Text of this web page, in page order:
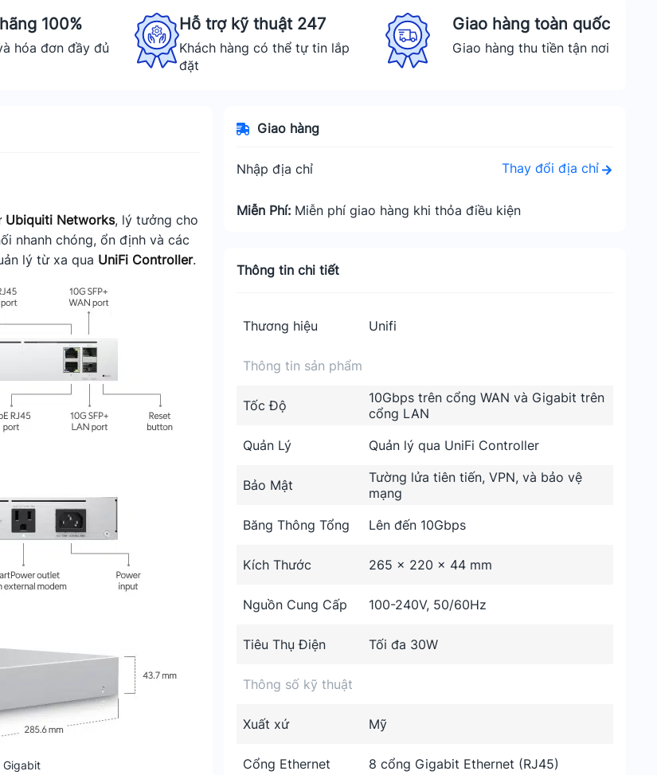
100%
hóa đơn đầy đủ
Hỗ trợ kỹ thuật 247
Khách hàng có thể tự tin lắp
đặt
Giao hàng toàn quốc
Giao hàng thu tiền tận nơi
Ubiquiti Networks, lý tưởng cho
nhanh chóng, ổn định và các
lý từ xa qua UniFi Controller.
Gigabit
Giao hàng
Nhập địa chỉ Thay đổi địa chỉ
Miễn Phí: Miễn phí giao hàng khi thỏa điều kiện
Thông tin chi tiết
Thương hiệu Unifi
Thông tin sản phẩm
Tốc Độ
10Gbps trên cổng WAN và Gigabit trên
cổng LAN
Quản Lý
Quản lý qua UniFi Controller
Bảo Mật
Tường lửa tiên tiến, VPN, và bảo vệ
mạng
Băng Thông Tổng
Lên đến 10Gbps
Kích Thước 265 x 220 x 44 mm
Nguồn Cung Cấp 100-240V, 50/60Hz
Tiêu Thụ Điện Tối đa 30W
Thông số kỹ thuật
Xuất xứ Mỹ
Cổng Ethernet 8 cổng Gigabit Ethernet (RJ45)